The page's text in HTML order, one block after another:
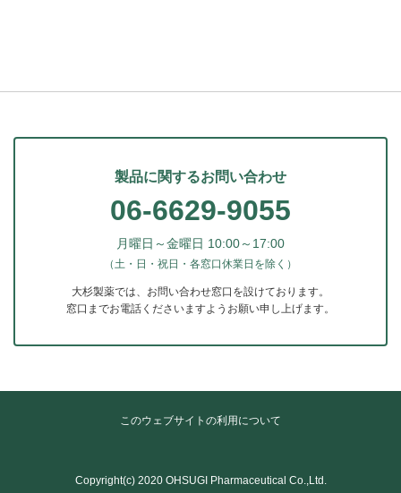
製品に関するお問い合わせ
06-6629-9055
月曜日～金曜日 10:00～17:00
（土・日・祝日・各窓口休業日を除く）
大杉製薬では、お問い合わせ窓口を設けております。
窓口までお電話くださいますようお願い申し上げます。
このウェブサイトの利用について
Copyright(c) 2020 OHSUGI Pharmaceutical Co.,Ltd.